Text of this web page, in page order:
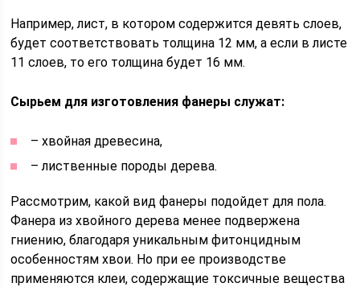
Например, лист, в котором содержится девять слоев,
будет соответствовать толщина 12 мм, а если в листе
11 слоев, то его толщина будет 16 мм.
Сырьем для изготовления фанеры служат:
– хвойная древесина,
– лиственные породы дерева.
Рассмотрим, какой вид фанеры подойдет для пола.
Фанера из хвойного дерева менее подвержена
гниению, благодаря уникальным фитонцидным
особенностям хвои. Но при ее производстве
применяются клеи, содержащие токсичные вещества